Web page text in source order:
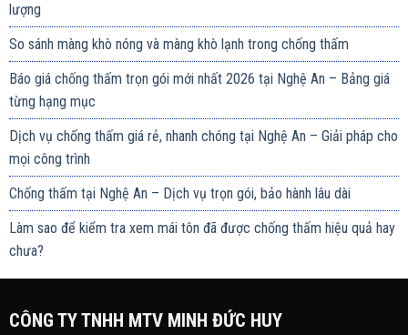
lượng
So sánh màng khò nóng và màng khò lạnh trong chống thấm
Báo giá chống thấm trọn gói mới nhất 2026 tại Nghệ An – Bảng giá
từng hạng mục
Dịch vụ chống thấm giá rẻ, nhanh chóng tại Nghệ An – Giải pháp cho
mọi công trình
Chống thấm tại Nghệ An – Dịch vụ trọn gói, bảo hành lâu dài
Làm sao để kiểm tra xem mái tôn đã được chống thấm hiệu quả hay
chưa?
CÔNG TY TNHH MTV MINH ĐỨC HUY